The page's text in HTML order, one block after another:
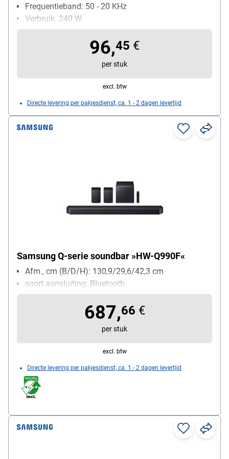
Frequentieband: 50 - 20 KHz
Verbruik: 240 W
96,45 €
per stuk
excl. btw
Directe levering per pakjesdienst, ca. 1 - 2 dagen levertijd
Samsung Q-serie soundbar »HW-Q990F«
Afm., cm (B/D/H): 130,9/29,6/42,3 cm
soort aansluiting: Bluetooth
687,66 €
per stuk
excl. btw
Directe levering per pakjesdienst, ca. 1 - 2 dagen levertijd